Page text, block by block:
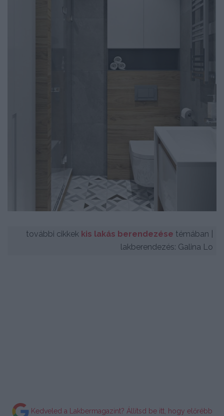
további cikkek kis lakás berendezése témában |
lakberendezés: Galina Lo
Kedveled a Lakbermagazint? Állítsd be itt, hogy előrébb